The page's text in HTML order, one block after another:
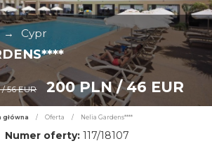
→ Cypr
56 EUR 200 PLN / 46 EUR
główna / Oferta / Nelia Gardens****
Numer oferty:117/18107